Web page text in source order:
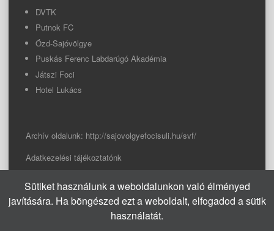
DVTK
Putnok FC
Ózd-Sajóvölgye
Puskás Ferenc Labdarúgó Akadémia
Játszi Foci
Hotel Lukács
Archív oldalunk: http://sajovolgyefocisuli.hu/svf/
Adatkezelési tájékoztatónk
© 2026 Sajóvölgye Focisuli
info@sajovolgyefocisuli.hu
Sütiket használunk a weboldalunkon való élményed
javítására. Ha böngészed ezt a weboldalt, elfogadod a sütik
használatát.